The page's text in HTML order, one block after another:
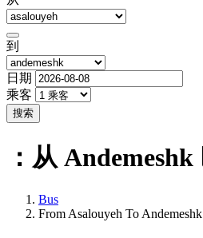
到
日期
乘客
搜索
：从 Andemeshk
Bus
From Asalouyeh To Andemeshk